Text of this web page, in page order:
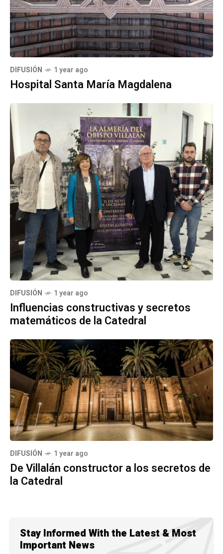
DIFUSIÓN 1 year ago
Hospital Santa María Magdalena
DIFUSIÓN 1 year ago
Influencias constructivas y secretos
matemáticos de la Catedral
DIFUSIÓN 1 year ago
De Villalán constructor a los secretos de
la Catedral
Stay Informed With the Latest & Most
Important News